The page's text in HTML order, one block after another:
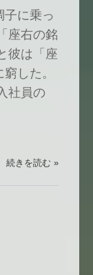
子に乗っ
座右の銘
彼は「座
した。
社員の
続きを読む »